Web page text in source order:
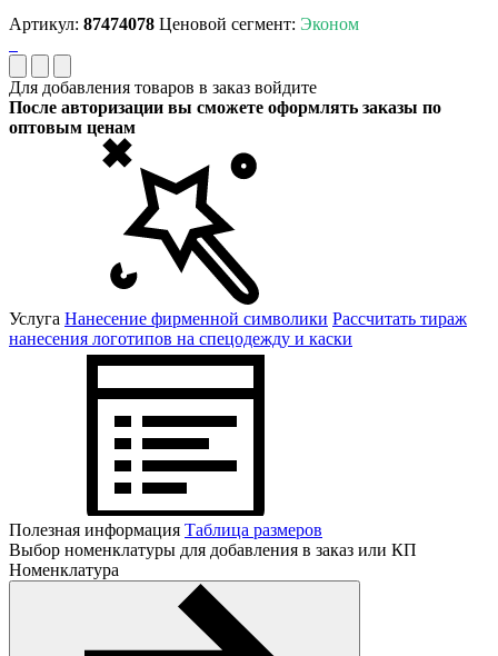
Артикул: 87474078 Ценовой сегмент: Эконом
Для добавления товаров в заказ войдите
После авторизации вы сможете оформлять заказы по
оптовым ценам
Услуга Нанесение фирменной символики Рассчитать тираж
нанесения логотипов на спецодежду и каски
Полезная информация Таблица размеров
Выбор номенклатуры для добавления в заказ или КП
Номенклатура